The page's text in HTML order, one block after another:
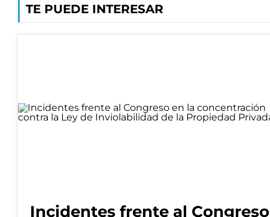
TE PUEDE INTERESAR
Incidentes frente al Congreso